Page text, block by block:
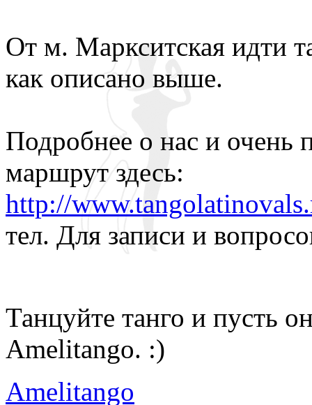
От м. Маркситская идти
как описано выше.
Подробнее о нас и
маршрут здесь:
http://
тел. Для записи и
Танцуйте танго и пусть
Amelitango. :)
Amelitango